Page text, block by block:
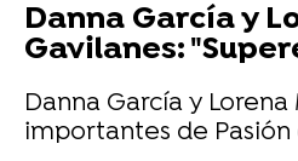
Danna García y
Gavilanes:
Danna García y
importantes de